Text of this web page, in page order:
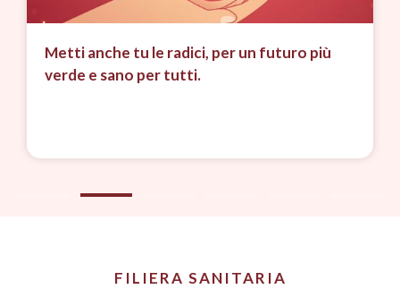
Metti anche tu le radici, per un futuro più
verde e sano per tutti.
FILIERA SANITARIA